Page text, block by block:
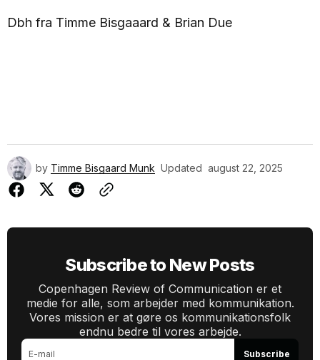
Dbh fra Timme Bisgaaard & Brian Due
by Timme Bisgaard Munk Updated august 22, 2025
Subscribe to New Posts
Copenhagen Review of Communication er et
medie for alle, som arbejder med kommunikation.
Vores mission er at gøre os kommunikationsfolk
endnu bedre til vores arbejde.
Subscribe